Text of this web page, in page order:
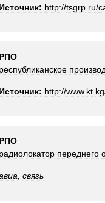
Источник: http://tsgrp ru/
РПО
республиканское
Источник: http://www. kt kg
РПО
радиолокатор переднего
связь